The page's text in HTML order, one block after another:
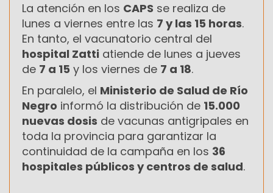
La atención en los CAPS se realiza de
lunes a viernes entre las 7 y las 15 horas.
En tanto, el vacunatorio central del
hospital Zatti atiende de lunes a jueves
de 7 a 15 y los viernes de 7 a 18.
En paralelo, el Ministerio de Salud de Río
Negro informó la distribución de 15.000
nuevas dosis de vacunas antigripales en
toda la provincia para garantizar la
continuidad de la campaña en los 36
hospitales públicos y centros de salud.